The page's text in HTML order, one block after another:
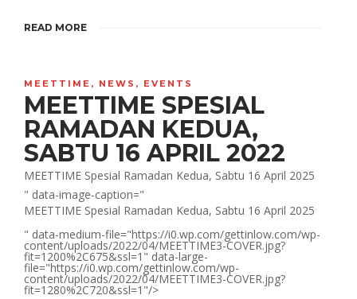
READ MORE
MEETTIME , NEWS , EVENTS
MEETTIME SPESIAL
RAMADAN KEDUA,
SABTU 16 APRIL 2022
MEETTIME Spesial Ramadan Kedua, Sabtu 16 April 2025
" data-image-caption="
MEETTIME Spesial Ramadan Kedua, Sabtu 16 April 2025
" data-medium-file="https://i0.wp.com/gettinlow.com/wp-
content/uploads/2022/04/MEETTIME3-COVER.jpg?
fit=1200%2C675&ssl=1" data-large-
file="https://i0.wp.com/gettinlow.com/wp-
content/uploads/2022/04/MEETTIME3-COVER.jpg?
fit=1280%2C720&ssl=1"/>